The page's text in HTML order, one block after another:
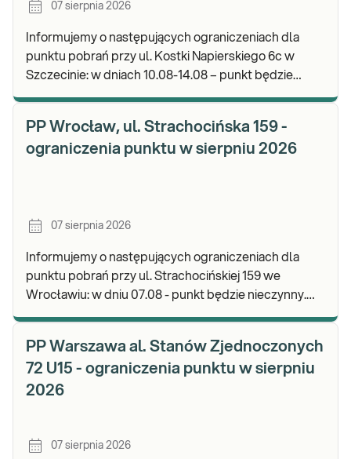
07 sierpnia 2026
Informujemy o następujących ograniczeniach dla
punktu pobrań przy ul. Kostki Napierskiego 6c w
Szczecinie: w dniach 10.08-14.08 – punkt będzie
PP Wrocław, ul. Strachocińska 159 -
ograniczenia punktu w sierpniu 2026
07 sierpnia 2026
Informujemy o następujących ograniczeniach dla
punktu pobrań przy ul. Strachocińskiej 159 we
Wrocławiu: w dniu 07.08 - punkt będzie nieczynny.
PP Warszawa al. Stanów Zjednoczonych
72 U15 - ograniczenia punktu w sierpniu
2026
07 sierpnia 2026